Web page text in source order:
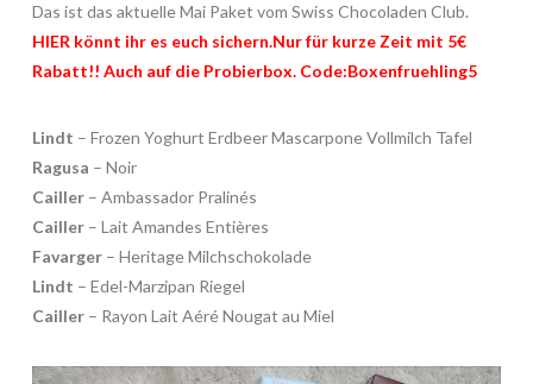
Das ist das aktuelle Mai Paket vom Swiss Chocoladen Club.
HIERkönnt ihr es euch sichern.Nur für kurze Zeit mit 5€
Rabatt!! Auch auf die Probierbox. Code:Boxenfruehling5
Lindt – Frozen Yoghurt Erdbeer Mascarpone Vollmilch Tafel
Ragusa – Noir
Cailler– Ambassador Pralinés
Cailler– Lait Amandes Entières
Favarger– Heritage Milchschokolade
Lindt – Edel-Marzipan Riegel
Cailler– Rayon Lait Aéré Nougat au Miel